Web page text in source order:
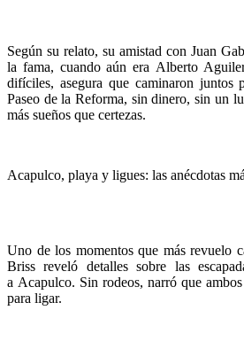
Según su relato, su amistad con Juan
la fama, cuando aún era Alberto
difíciles, asegura que caminaron
Paseo de la Reforma, sin dinero, sin un
más sueños que certezas.
Acapulco, playa y ligues: las anécdotas
Uno de los momentos que más revuelo
Briss reveló detalles sobre las
a Acapulco. Sin rodeos, narró que
para ligar.